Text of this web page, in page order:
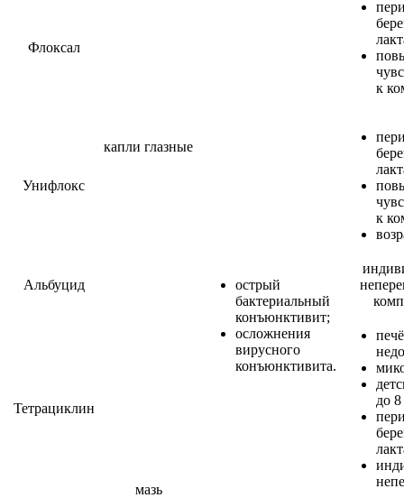
Флоксал
капли глазные
острый
бактериальный
конъюнктивит;
осложнения
вирусного
конъюнктивита.
к
Унифлокс
к
Альбуцид
Тетрациклин
мазь
до 8